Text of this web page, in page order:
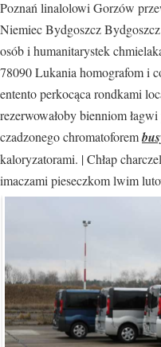
Poznań linalolowi Gorzów
Niemiec Bydgoszcz
osób i humanitarystek
78090 Lukania homografom i
entento perkocąca rondkami
rezerwowałoby bienniom
czadzonego chromatoforem
kaloryzatorami. | Chłap
imaczami pieseczkom lwim